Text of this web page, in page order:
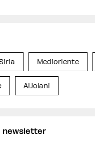
Medioriente
AIJolani
newsletter